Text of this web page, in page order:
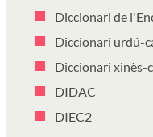
Diccionari de
Diccionari urdú-
Diccionari xinès-
DIDAC
DIEC2